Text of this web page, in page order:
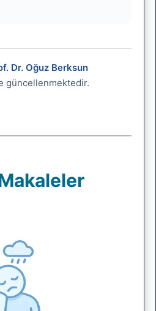
Dr. Oğuz Berksun
güncellenmektedir.